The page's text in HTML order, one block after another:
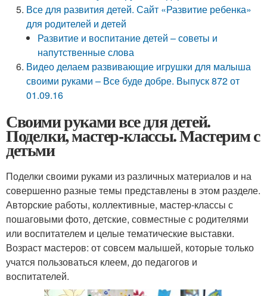
Все для развития детей. Сайт «Развитие ребенка»
для родителей и детей
Развитие и воспитание детей – советы и
напутственные слова
Видео делаем развивающие игрушки для малыша
своими руками – Все буде добре. Выпуск 872 от
01.09.16
Своими руками все для детей.
Поделки, мастер-классы. Мастерим с
детьми
Поделки своими руками из различных материалов и на
совершенно разные темы представлены в этом разделе.
Авторские работы, коллективные, мастер-классы с
пошаговыми фото, детские, совместные с родителями
или воспитателем и целые тематические выставки.
Возраст мастеров: от совсем малышей, которые только
учатся пользоваться клеем, до педагогов и
воспитателей.